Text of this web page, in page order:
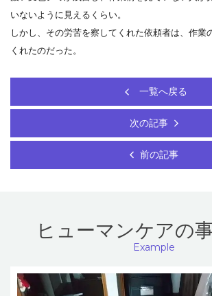
いないように見えるくらい。
しかし、その労苦を察してくれた依頼者は、作業
くれたのだった。
一覧へ戻る
次の記事
前の記事
ヒューマンケアの
Example